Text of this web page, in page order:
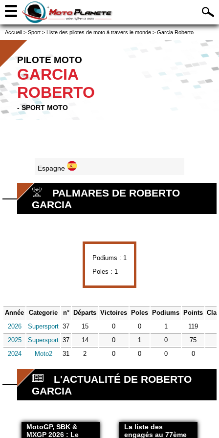
Accueil > Sport > Liste des pilotes de moto à travers le monde > Garcia Roberto
PILOTE MOTO
GARCIA
ROBERTO
- SPORT MOTO
Espagne
PALMARES DE ROBERTO
GARCIA
Podiums : 1
Poles : 1
Année Categorie n° Départs Victoires Poles Podiums Points
2026
Supersport 37 15 0 0 1
119
2025
Supersport 37 14 0 1 0
75
2024
Moto2 31 2 0 0 0 0
L'ACTUALITÉ DE ROBERTO
GARCIA
MotoGP, SBK &
MXGP 2026 : Le
La liste des
engagés au 77ème